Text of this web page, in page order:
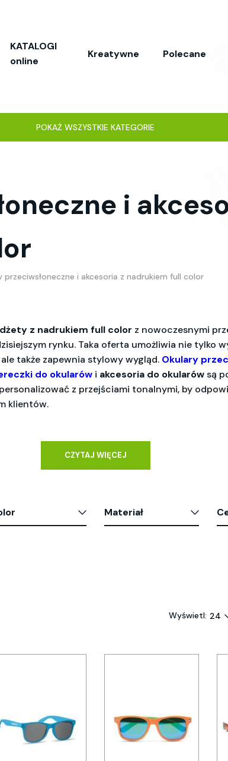
KATALOGI
online
Kreatywne Polecane
POKAŻ WSZYSTKIE KATEGORIE
i
przeciwsłoneczne i akcesoria z nadrukiem full color
z nadrukiem full color z nowoczesnymi
rynku. Taka oferta umożliwia nie tylko
także zapewnia stylowy wygląd. Okulary
do okularów i akcesoria do okularówsą
z przejściami tonalnymi, by
klientów.
CZYTAJ WIĘCEJ
Materiał
Wyświetl: